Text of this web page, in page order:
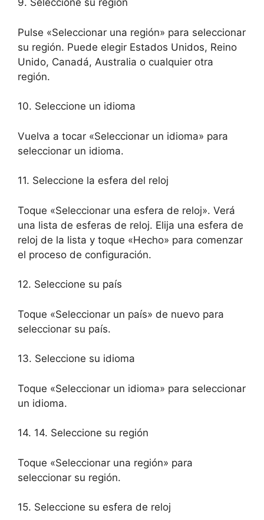
9. Seleccione su región
Pulse «Seleccionar una región» para seleccionar
su región. Puede elegir Estados Unidos, Reino
Unido, Canadá, Australia o cualquier otra
región.
10. Seleccione un idioma
Vuelva a tocar «Seleccionar un idioma» para
seleccionar un idioma.
11. Seleccione la esfera del reloj
Toque «Seleccionar una esfera de reloj». Verá
una lista de esferas de reloj. Elija una esfera de
reloj de la lista y toque «Hecho» para comenzar
el proceso de configuración.
12. Seleccione su país
Toque «Seleccionar un país» de nuevo para
seleccionar su país.
13. Seleccione su idioma
Toque «Seleccionar un idioma» para seleccionar
un idioma.
14. 14. Seleccione su región
Toque «Seleccionar una región» para
seleccionar su región.
15. Seleccione su esfera de reloj